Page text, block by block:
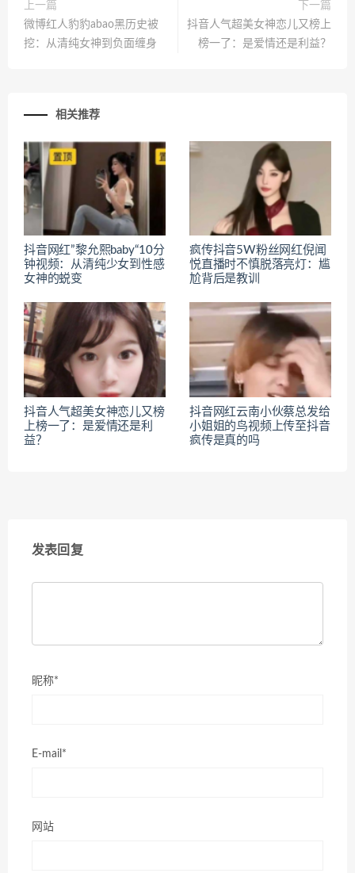
上一篇
微博红人豹豹abao黑历史被
挖：从清纯女神到负面缠身
下一篇
抖音人气超美女神恋儿又榜上
榜一了：是爱情还是利益？
相关推荐
抖音网红”黎允熙baby“10分
钟视频：从清纯少女到性感
女神的蜕变
疯传抖音5W粉丝网红倪闻
悦直播时不慎脱落亮灯：尴
尬背后是教训
抖音人气超美女神恋儿又榜
上榜一了：是爱情还是利
益？
抖音网红云南小伙蔡总发给
小姐姐的鸟视频上传至抖音
疯传是真的吗
发表回复
昵称*
E-mail*
网站